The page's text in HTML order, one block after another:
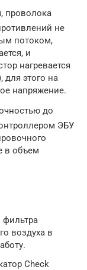
проволока
не
потоком,
и
нагревается
для этого на
напряжение.
до
ЭБУ
в объем
фильтра
воздуха в
Check